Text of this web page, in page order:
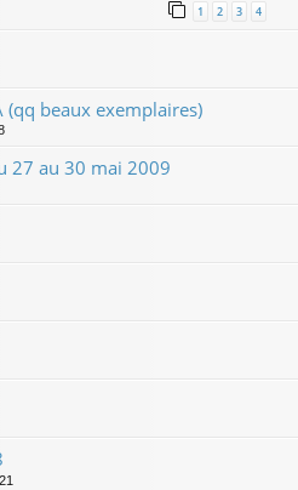
1 2 3 4
beaux exemplaires)
27 au 30 mai 2009